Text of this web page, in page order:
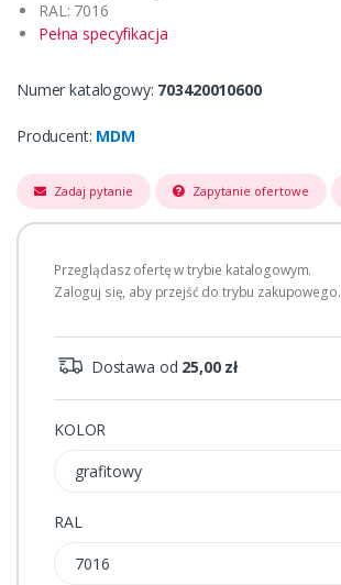
RAL: 7016
Pełna specyfikacja
Numer katalogowy: 703420010600
Producent: MDM
Zadaj pytanie Zapytanie ofertowe
Przeglądasz ofertę w trybie katalogowym.
Zaloguj się, aby przejść do trybu zakupowego.
Dostawa od 25,00 zł
KOLOR
grafitowy
RAL
7016